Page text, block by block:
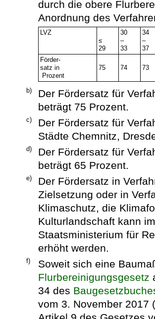
durch die obere
Anordnung des
LVZ
≤
29
30
–
33
34
–
37
Förder-
satz in
Prozent
75 74 73
b)
Der Fördersatz für
beträgt 75 Prozent.
c)
Der Fördersatz für
Städte Chemnitz,
d)
Der Fördersatz für
beträgt 65 Prozent.
e)
Der Fördersatz in
Zielsetzung oder in
Klimaschutz, die
Kulturlandschaft kann
Staatsministerium für
erhöht werden.
f)
Soweit sich eine
Flurbereinigungsgesetz
34 des
vom 3. November 2017